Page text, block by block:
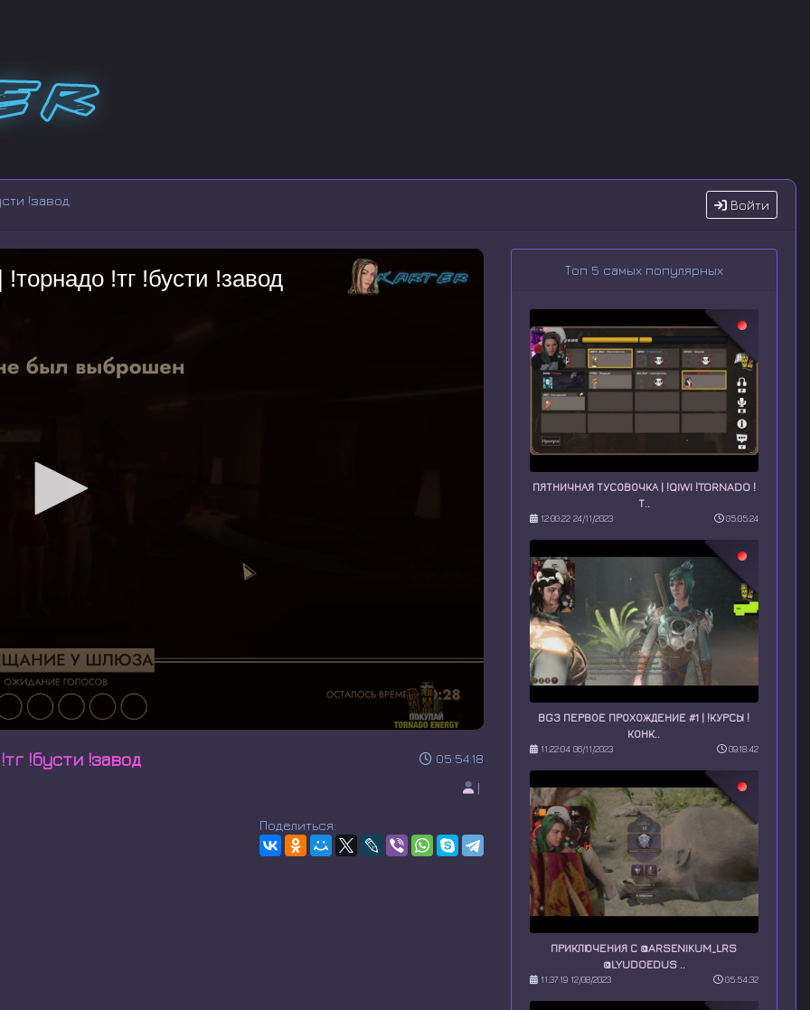
Войти
!завод
!тг !бусти !завод
05:54:18
!бусти !завод
|
Поделиться:
Топ 5 самых популярных
ПЯТНИЧНАЯ ТУСОВОЧКА | !QIWI !TORNADO !
Т..
12:00:22 24/11/2023 05:05:24
BG3 ПЕРВОЕ ПРОХОЖДЕНИЕ #1 | !КУРСЫ !
КОНК..
11:22:04 06/11/2023 09:18:42
ПРИКЛЮЧЕНИЯ С @ARSENIKUM_LRS
@LYUDOEDUS ..
11:37:19 12/08/2023 05:54:32